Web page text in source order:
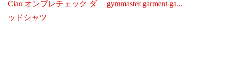
Ciao オンブレチェック ダ
ッドシャツ
gymmaster garment ga...